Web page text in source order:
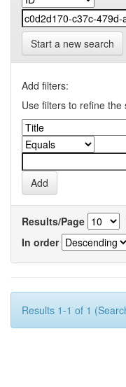
Start a new search
Add filters:
Use filters to refine the
Results/Page
In order
Results 1-1 of 1